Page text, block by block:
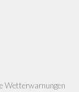
Wetterwarnungen